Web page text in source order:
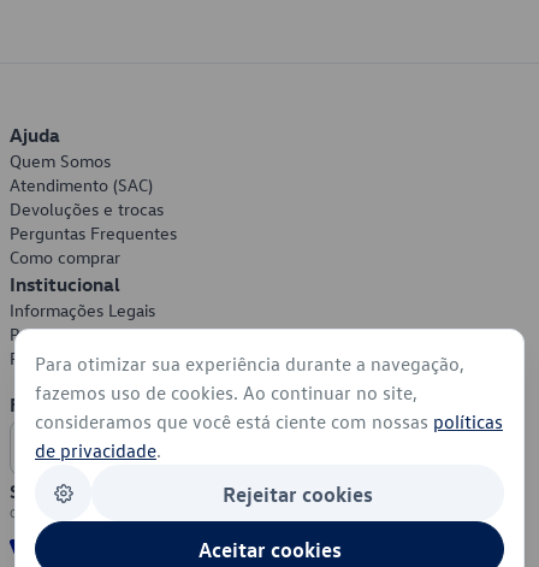
Ajuda
Quem Somos
Atendimento (SAC)
Devoluções e trocas
Perguntas Frequentes
Como comprar
Institucional
Informações Legais
Política de Privacidade
Política de Cookies
Formas de Pagamento
Segurança
Para otimizar sua experiência durante a navegação,
fazemos uso de cookies. Ao continuar no site,
consideramos que você está ciente com nossas políticas
de privacidade.
Rejeitar cookies
Aceitar cookies